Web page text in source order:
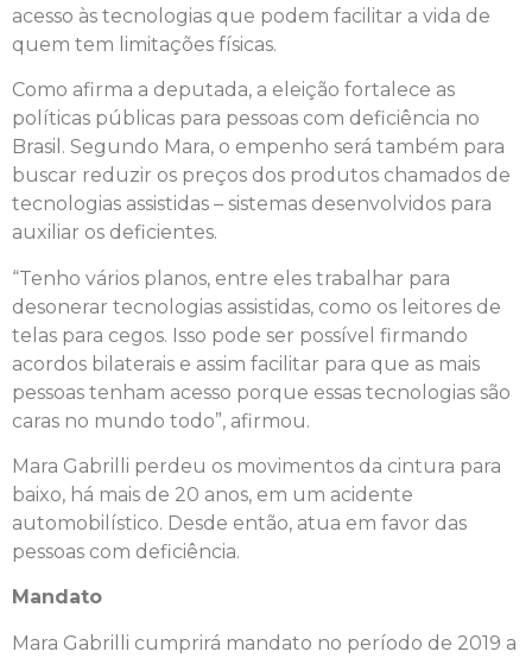
acesso às tecnologias que podem facilitar a vida de
quem tem limitações físicas.
Como afirma a deputada, a eleição fortalece as
políticas públicas para pessoas com deficiência no
Brasil. Segundo Mara, o empenho será também para
buscar reduzir os preços dos produtos chamados de
tecnologias assistidas – sistemas desenvolvidos para
auxiliar os deficientes.
“Tenho vários planos, entre eles trabalhar para
desonerar tecnologias assistidas, como os leitores de
telas para cegos. Isso pode ser possível firmando
acordos bilaterais e assim facilitar para que as mais
pessoas tenham acesso porque essas tecnologias são
caras no mundo todo”, afirmou.
Mara Gabrilli perdeu os movimentos da cintura para
baixo, há mais de 20 anos, em um acidente
automobilístico. Desde então, atua em favor das
pessoas com deficiência.
Mandato
Mara Gabrilli cumprirá mandato no período de 2019 a